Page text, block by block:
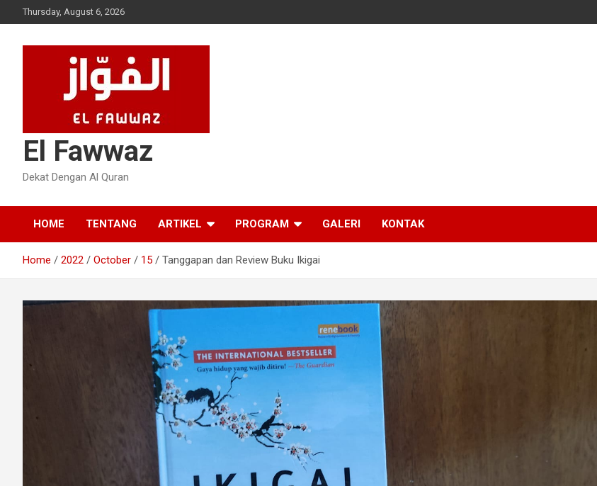
to
Thursday, August 6, 2026
El Fawwaz
Dekat Dengan Al Quran
HOME TENTANG ARTIKEL PROGRAM GALERI KONTAK
Home 2022 October 15 Tanggapan dan Review Buku Ikigai